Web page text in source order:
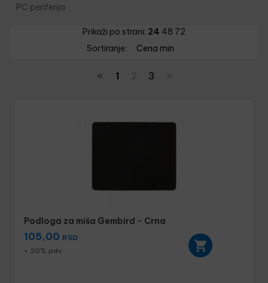
PC periferija
Prikaži po strani: 24 48 72
Sortiranje:
Cena min
« 1 3
Podloga za miša Gembird - Crna
105,00 RSD
+ 20% pdv